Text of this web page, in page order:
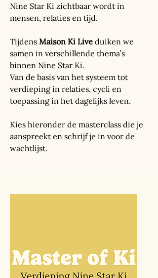
Nine Star Ki zichtbaar wordt in
mensen, relaties en tijd.
Tijdens Maison Ki Live duiken we
samen in verschillende thema’s
binnen Nine Star Ki.
Van de basis van het systeem tot
verdieping in relaties, cycli en
toepassing in het dagelijks leven.
Kies hieronder de masterclass die je
aanspreekt en schrijf je in voor de
wachtlijst.